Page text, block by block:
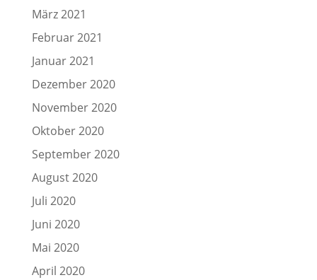
März 2021
Februar 2021
Januar 2021
Dezember 2020
November 2020
Oktober 2020
September 2020
August 2020
Juli 2020
Juni 2020
Mai 2020
April 2020